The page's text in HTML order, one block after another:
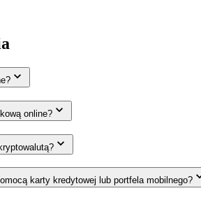
online?
karty kredytowej lub portfela mobilnego?